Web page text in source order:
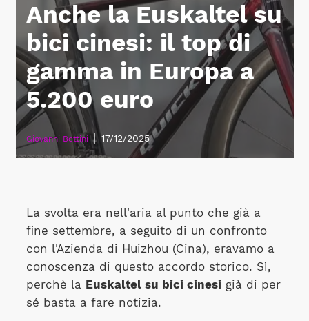
Anche la Euskaltel su
bici cinesi: il top di
gamma in Europa a
5.200 euro
Giovanni Bettini | 17/12/2025
La svolta era nell'aria al punto che già a
fine settembre, a seguito di un confronto
con l'Azienda di Huizhou (Cina), eravamo a
conoscenza di questo accordo storico. Sì,
perchè la Euskaltel su bici cinesigià di per
sé basta a fare notizia.